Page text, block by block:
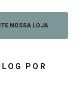
NOSSA LOJA
POR